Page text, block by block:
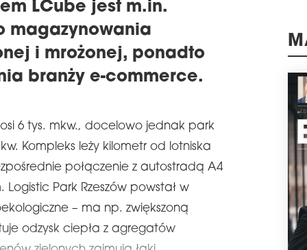
LCube jest m.in.
magazynowania
i mrożonej, ponadto
branży e-commerce.
6 tys. mkw., docelowo jednak park
Kompleks leży kilometr od lotniska
połączenie z autostradą A4
Park Rzeszów powstał w
– ma np. zwiększoną
odzysk ciepła z agregatów
12